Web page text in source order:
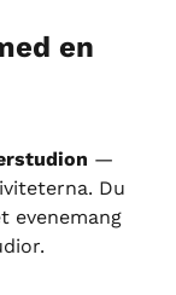
en
—
Du
evenemang